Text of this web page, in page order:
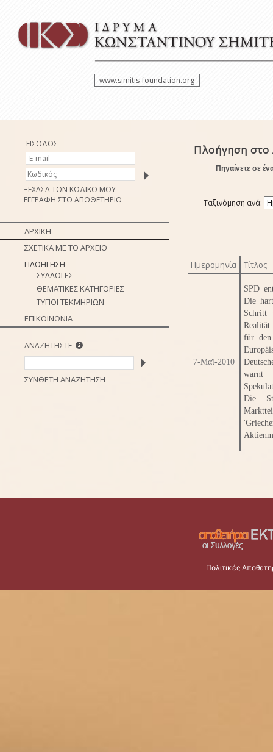
www.simitis-foundation.org
ΕΙΣΟΔΟΣ
ΞΕΧΑΣΑ ΤΟΝ ΚΩΔΙΚΟ ΜΟΥ
ΕΓΓΡΑΦΗ ΣΤΟ ΑΠΟΘΕΤΗΡΙΟ
ΑΡΧΙΚΗ
ΣΧΕΤΙΚΑ ΜΕ ΤΟ ΑΡΧΕΙΟ
ΠΛΟΗΓΗΣΗ
ΣΥΛΛΟΓΕΣ
ΘΕΜΑΤΙΚΕΣ ΚΑΤΗΓΟΡΙΕΣ
ΤΥΠΟΙ ΤΕΚΜΗΡΙΩΝ
ΕΠΙΚΟΙΝΩΝΙΑ
ΑΝΑΖΗΤΗΣΤΕ
ΣΥΝΘΕΤΗ ΑΝΑΖΗΤΗΣΗ
Πλοήγηση στο
Πηγαίνετε σε
Ταξινόμηση ανά:
Ημερομηνία Τίτλος
7-Μάϊ-2010
SPD
Die
Schritt
Realität
für
warnt
Die